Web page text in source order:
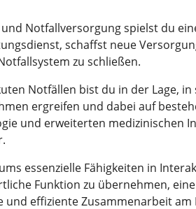
Notfallversorgung spielst du
schaffst neue
zu schließen.
Notfällen bist du in der Lage,
ergreifen und dabei auf
und erweiterten medizinischen
essenzielle Fähigkeiten in
Funktion zu übernehmen,
effiziente Zusammenarbeit am